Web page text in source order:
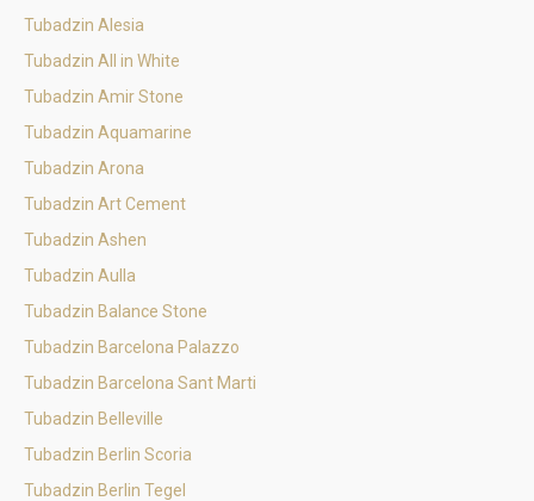
Tubadzin Alesia
Tubadzin All in White
Tubadzin Amir Stone
Tubadzin Aquamarine
Tubadzin Arona
Tubadzin Art Cement
Tubadzin Ashen
Tubadzin Aulla
Tubadzin Balance Stone
Tubadzin Barcelona Palazzo
Tubadzin Barcelona Sant Marti
Tubadzin Belleville
Tubadzin Berlin Scoria
Tubadzin Berlin Tegel